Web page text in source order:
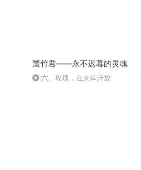
董竹君——永不迟暮的灵魂
六、玫瑰，在天堂开放